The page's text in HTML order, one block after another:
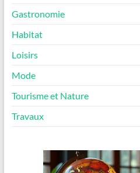
Gastronomie
Habitat
Loisirs
Mode
Tourisme et Nature
Travaux